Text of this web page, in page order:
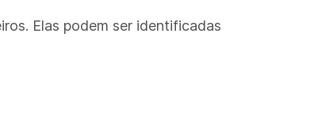
Elas podem ser identificadas